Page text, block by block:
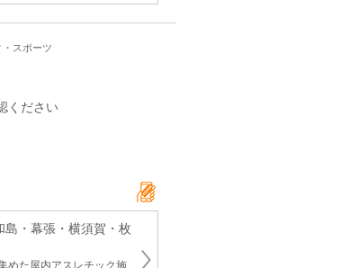
スポーツ
ください
・幕張・横須賀・枚
めた屋内アスレチック施